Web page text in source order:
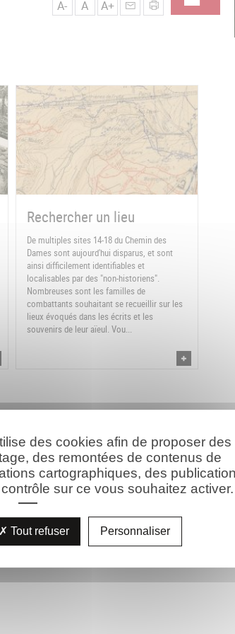
A- A A+
Rechercher un lieu
De multiples sites 14-18 du Chemin des
Dames sont aujourd'hui disparus, et sont
ainsi difficilement identifiables et
localisables par des "non-historiens".
Nombreuses sont les familles de
combattants souhaitant se recueillir sur les
lieux évoqués dans les écrits et les
souvenirs de leur aïeul. Vou...
des cookies afin de proposer des
des remontées de contenus de
cartographiques, des
sur ce vous souhaitez activer.
Tout refuser Personnaliser